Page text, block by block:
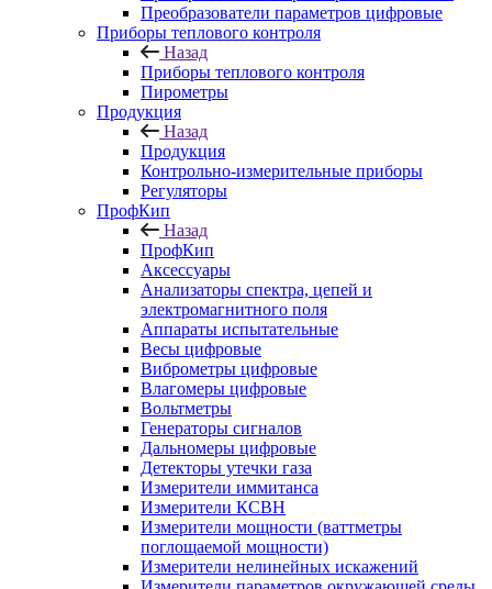
Преобразователи параметров цифровые
Приборы теплового контроля
Назад
Приборы теплового контроля
Пирометры
Продукция
Назад
Продукция
Контрольно-измерительные приборы
Регуляторы
ПрофКип
Назад
ПрофКип
Аксессуары
Анализаторы спектра, цепей и
электромагнитного поля
Аппараты испытательные
Весы цифровые
Виброметры цифровые
Влагомеры цифровые
Вольтметры
Генераторы сигналов
Дальномеры цифровые
Детекторы утечки газа
Измерители иммитанса
Измерители КСВН
Измерители мощности (ваттметры
поглощаемой мощности)
Измерители нелинейных искажений